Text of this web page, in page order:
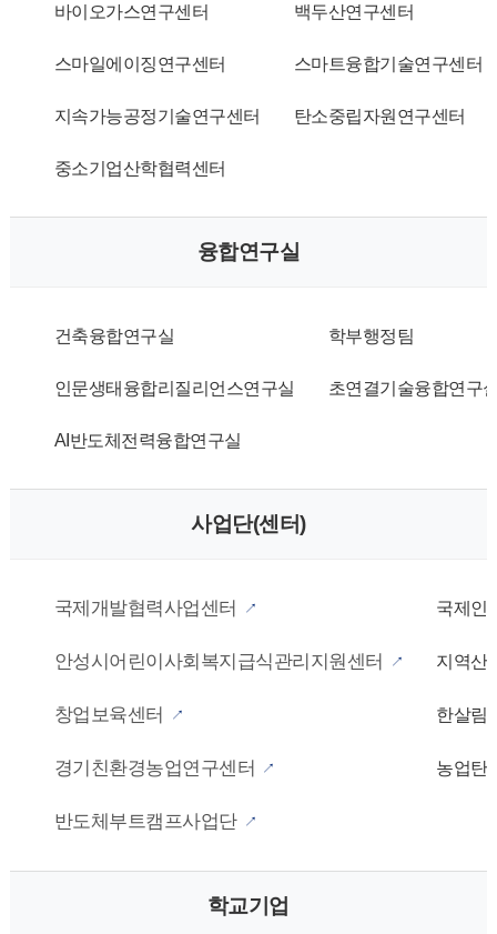
바이오가스연구센터 백두산연구센터
스마일에이징연구센터 스마트융합기술연구센터
지속가능공정기술연구센터 탄소중립자원연구센터
중소기업산학협력센터
융합연구실
건축융합연구실 학부행정팀
인문생태융합리질리언스연구실 초연결기술융합연구
AI반도체전력융합연구실
사업단(센터)
국제개발협력사업센터 국제인
안성시어린이사회복지급식관리지원센터 지역산
창업보육센터 한살림
경기친환경농업연구센터 농업탄
반도체부트캠프사업단
학교기업